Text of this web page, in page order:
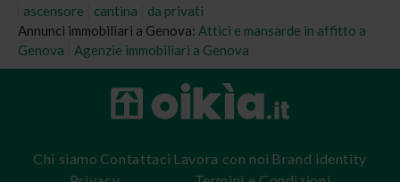
ascensore
cantina
da privati
Annunci immobiliari a Genova: Attici e mansarde in affitto a
Genova
Agenzie immobiliari a Genova
Chi siamo Contattaci Lavora con noi Brand identity